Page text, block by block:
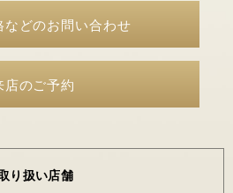
などのお問い合わせ
店のご予約
り扱い店舗